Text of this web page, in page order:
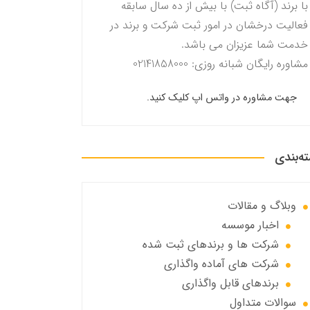
با برند (آگاه ثبت) با بیش از ده سال سابقه
فعالیت درخشان در امور ثبت شرکت و برند در
خدمت شما عزیزان می باشد.
مشاوره رایگان شبانه روزی: 02141858000
جهت مشاوره در واتس اپ کلیک کنید.
وبلاگ و مقالات
اخبار موسسه
شرکت ها و برندهای ثبت شده
شرکت های آماده واگذاری
برندهای قابل واگذاری
سوالات متداول